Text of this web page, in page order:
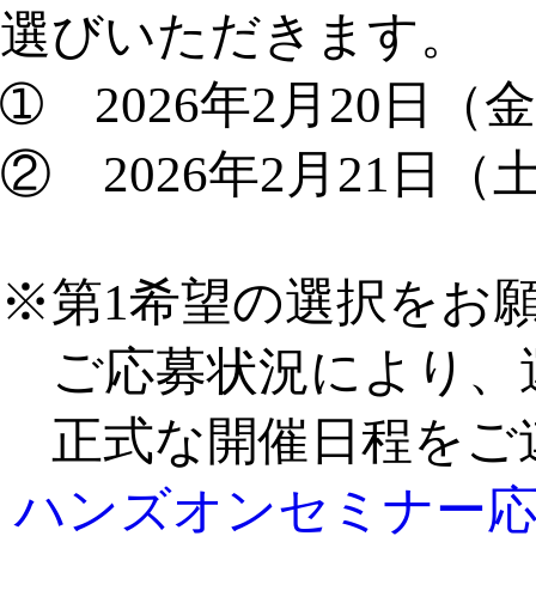
選びいただきます。
➀ 2026年2月20日（
② 2026年2月21日（
※第1希望の選択をお
ご応募状況により、
正式な開催日程をご
ハンズオンセミナー